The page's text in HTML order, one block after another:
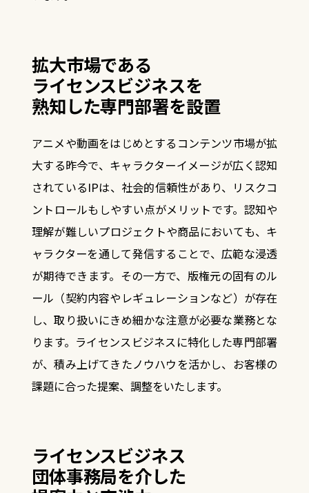
拡大市場である
ライセンスビジネスを
熟知した専門部署を設置
アニメや動画をはじめとするコンテンツ市場が拡
大する昨今で、キャラクターイメージが広く認知
されているIPは、 社会的信頼性があり、リスクコ
ントロールもしやすい点がメリットです。 認知や
理解が難しいプロジェクトや商品においても、キ
ャラクターを通して発信することで、広範な浸透
が期待できます。 その一方で、版権元の固有のル
ール（契約内容やレギュレーションなど）が存在
し、取り扱いにきめ細かな注意が必要な業務とな
ります。ライセンスビジネスに特化した専門部署
が、積み上げてきたノウハウを活かし、お客様の
課題に合った提案、調整をいたします。
ライセンスビジネス
団体事務局を介した